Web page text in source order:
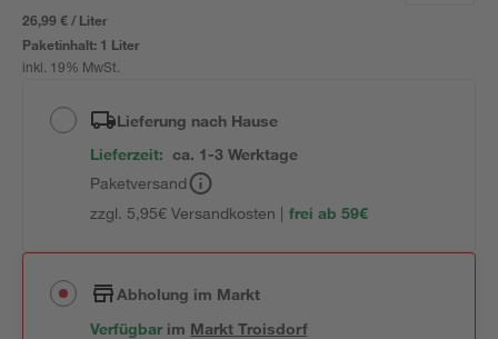
26,99 € / Liter
Paketinhalt: 1 Liter
inkl. 19% MwSt.
Lieferung nach Hause
Lieferzeit: ca. 1-3 Werktage
Paketversand
zzgl. 5,95€ Versandkosten | frei ab 59€
Abholung im Markt
Verfügbar im MarktTroisdorf